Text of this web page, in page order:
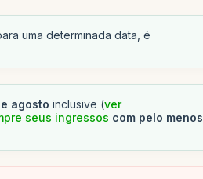
uma determinada data, é
agosto inclusive (ver
seus ingressos com pelo menos